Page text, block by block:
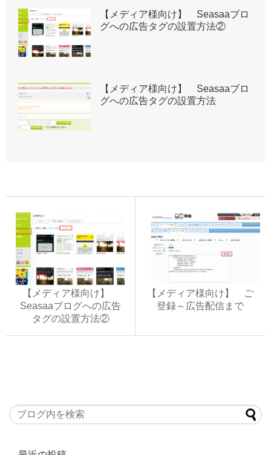
【メディア様向け】 Seasaaブロ
グへの広告タグの設置方法②
【メディア様向け】 Seasaaブロ
グへの広告タグの設置方法
【メディア様向け】
Seasaaブログへの広告
タグの設置方法②
【メディア様向け】 ご
登録～広告配信まで